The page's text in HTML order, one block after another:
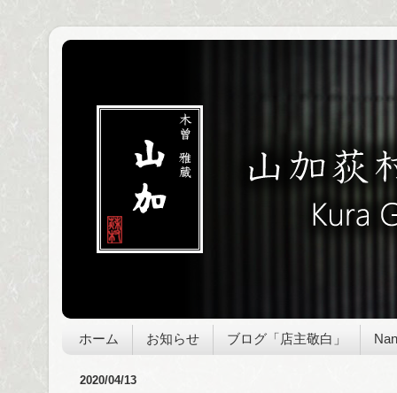
ホーム お知らせ ブログ「店主敬白」
2020/04/13